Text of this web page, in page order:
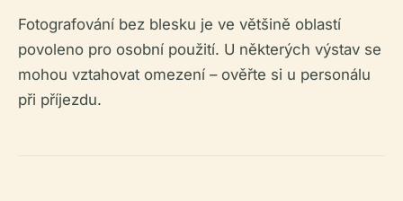
Fotografování bez blesku je ve většině oblastí
povoleno pro osobní použití. U některých výstav se
mohou vztahovat omezení – ověřte si u personálu
při příjezdu.